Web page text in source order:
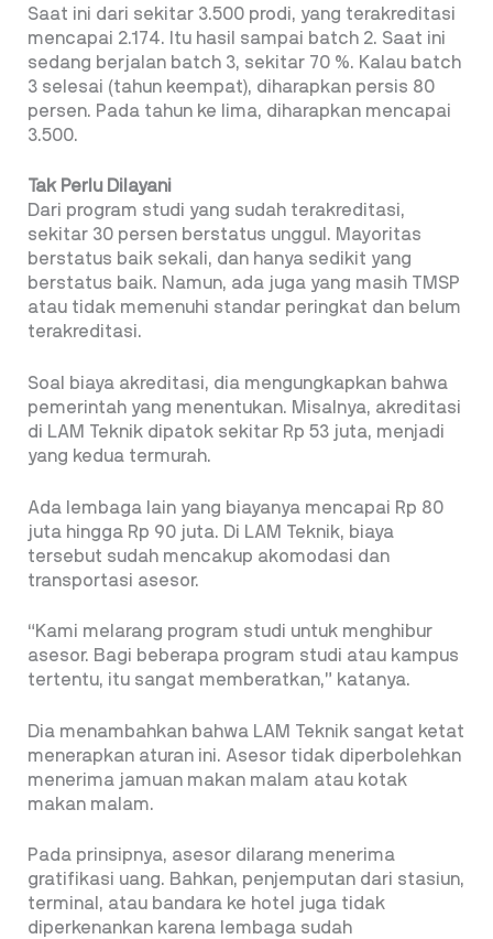
Saat ini dari sekitar 3.500 prodi, yang terakreditasi
mencapai 2.174. Itu hasil sampai batch 2. Saat ini
sedang berjalan batch 3, sekitar 70 %. Kalau batch
3 selesai (tahun keempat), diharapkan persis 80
persen. Pada tahun ke lima, diharapkan mencapai
3.500.
Tak Perlu Dilayani
Dari program studi yang sudah terakreditasi,
sekitar 30 persen berstatus unggul. Mayoritas
berstatus baik sekali, dan hanya sedikit yang
berstatus baik. Namun, ada juga yang masih TMSP
atau tidak memenuhi standar peringkat dan belum
terakreditasi.
Soal biaya akreditasi, dia mengungkapkan bahwa
pemerintah yang menentukan. Misalnya, akreditasi
di LAM Teknik dipatok sekitar Rp 53 juta, menjadi
yang kedua termurah.
Ada lembaga lain yang biayanya mencapai Rp 80
juta hingga Rp 90 juta. Di LAM Teknik, biaya
tersebut sudah mencakup akomodasi dan
transportasi asesor.
“Kami melarang program studi untuk menghibur
asesor. Bagi beberapa program studi atau kampus
tertentu, itu sangat memberatkan,” katanya.
Dia menambahkan bahwa LAM Teknik sangat ketat
menerapkan aturan ini. Asesor tidak diperbolehkan
menerima jamuan makan malam atau kotak
makan malam.
Pada prinsipnya, asesor dilarang menerima
gratifikasi uang. Bahkan, penjemputan dari stasiun,
terminal, atau bandara ke hotel juga tidak
diperkenankan karena lembaga sudah